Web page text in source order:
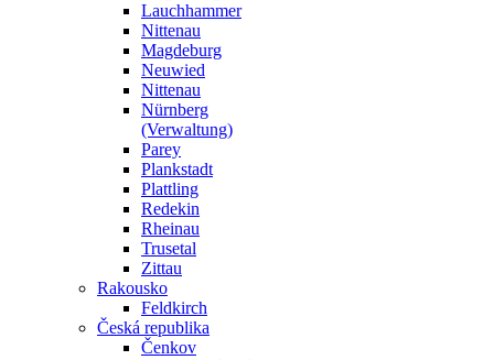
Lauchhammer
Nittenau
Magdeburg
Neuwied
Nittenau
Nürnberg
(Verwaltung)
Parey
Plankstadt
Plattling
Redekin
Rheinau
Trusetal
Zittau
Rakousko
Feldkirch
Česká republika
Čenkov